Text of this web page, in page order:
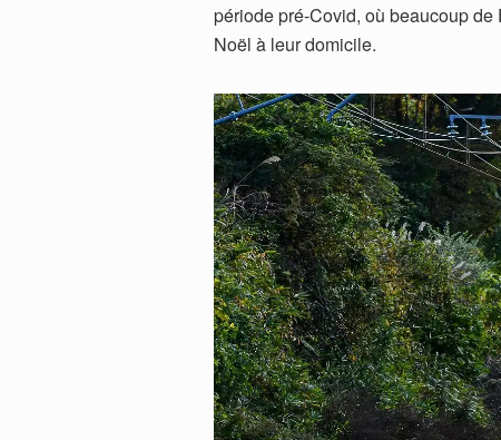
période pré-Covid, où beaucoup
Noël à leur domicile.